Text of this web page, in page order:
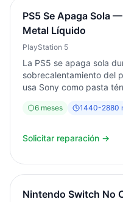
PS5 Se Apaga Sola
Metal Líquido
PlayStation 5
La PS5 se apaga sola
sobrecalentamiento del
usa Sony como pasta
desmontamos
ventilador. Diagnóstico
6 meses 1440-2880
Solicitar reparación →
Nintendo Switch No